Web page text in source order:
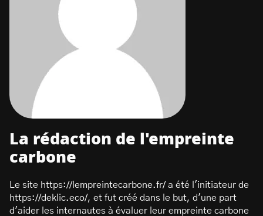
La rédaction de l'empreinte
carbone
Le site https://lempreintecarbone.fr/ a été l'initiateur de
https://deklic.eco/, et fut créé dans le but, d'une part
d'aider les internautes à évaluer leur empreinte carbone